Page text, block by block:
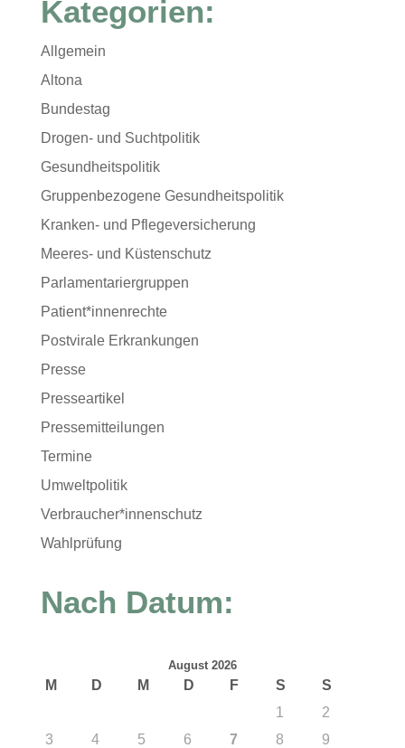
Kategorien:
Allgemein
Altona
Bundestag
Drogen- und Suchtpolitik
Gesundheitspolitik
Gruppenbezogene Gesundheitspolitik
Kranken- und Pflegeversicherung
Meeres- und Küstenschutz
Parlamentariergruppen
Patient*innenrechte
Postvirale Erkrankungen
Presse
Presseartikel
Pressemitteilungen
Termine
Umweltpolitik
Verbraucher*innenschutz
Wahlprüfung
Nach Datum:
August 2026
M D M D F S
S
1
2
3
4 5 6 7 8
9